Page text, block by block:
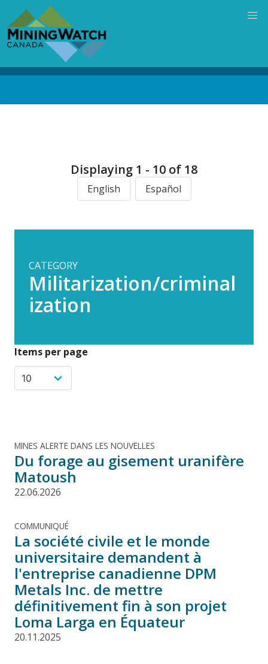
main
content
Displaying 1 - 10 of 18
English Español
CATEGORY
Militarization/criminal
ization
Items per page
MINES ALERTE DANS LES NOUVELLES
Du forage au gisement uranifère
Matoush
22.06.2026
COMMUNIQUÉ
La société civile et le monde
universitaire demandent à
l'entreprise canadienne DPM
Metals Inc. de mettre
définitivement fin à son projet
Loma Larga en Équateur
20.11.2025